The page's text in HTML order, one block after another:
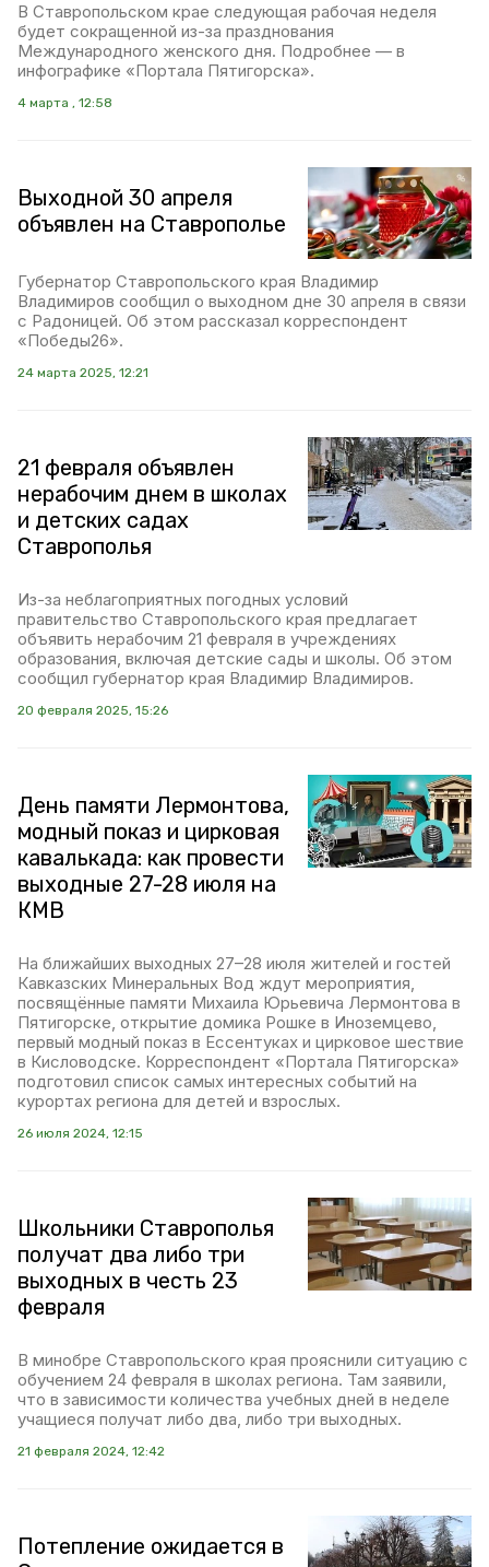
В Ставропольском крае следующая рабочая неделя
будет сокращенной из-за празднования
Международного женского дня. Подробнее — в
инфографике «Портала Пятигорска».
4 марта , 12:58
Выходной 30 апреля
объявлен на Ставрополье
Губернатор Ставропольского края Владимир
Владимиров сообщил о выходном дне 30 апреля в связи
с Радоницей. Об этом рассказал корреспондент
«Победы26».
24 марта 2025, 12:21
21 февраля объявлен
нерабочим днем в школах
и детских садах
Ставрополья
Из-за неблагоприятных погодных условий
правительство Ставропольского края предлагает
объявить нерабочим 21 февраля в учреждениях
образования, включая детские сады и школы. Об этом
сообщил губернатор края Владимир Владимиров.
20 февраля 2025, 15:26
День памяти Лермонтова,
модный показ и цирковая
кавалькада: как провести
выходные 27-28 июля на
КМВ
На ближайших выходных 27–28 июля жителей и гостей
Кавказских Минеральных Вод ждут мероприятия,
посвящённые памяти Михаила Юрьевича Лермонтова в
Пятигорске, открытие домика Рошке в Иноземцево,
первый модный показ в Ессентуках и цирковое шествие
в Кисловодске. Корреспондент «Портала Пятигорска»
подготовил список самых интересных событий на
курортах региона для детей и взрослых.
26 июля 2024, 12:15
Школьники Ставрополья
получат два либо три
выходных в честь 23
февраля
В минобре Ставропольского края прояснили ситуацию с
обучением 24 февраля в школах региона. Там заявили,
что в зависимости количества учебных дней в неделе
учащиеся получат либо два, либо три выходных.
21 февраля 2024, 12:42
Потепление ожидается в